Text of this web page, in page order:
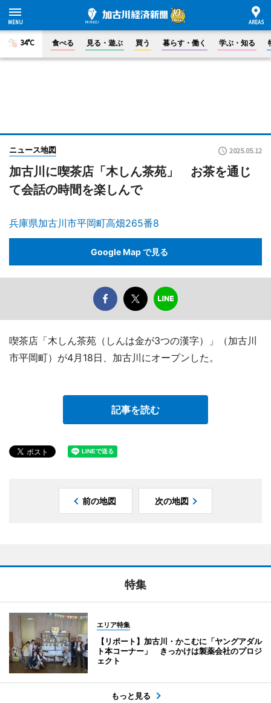
34°C 食べる 見る・遊ぶ 買う 暮らす・働く 学ぶ・知る
ニュース地図 2025.05.12
加古川に喫茶店「木しん茶苑」 お茶を通じ
て会話の時間を楽しんで
兵庫県加古川市平岡町高畑265番8
Google Map で見る
喫茶店「木しん茶苑（しんは金が3つの漢字）」（加古川
市平岡町）が4月18日、加古川にオープンした。
記事を読む
前の地図 次の地図
特集
エリア特集
【リポート】加古川・かこむに「ヤングアダル
ト本コーナー」 きっかけは製薬会社のプロジ
ェクト
もっと見る